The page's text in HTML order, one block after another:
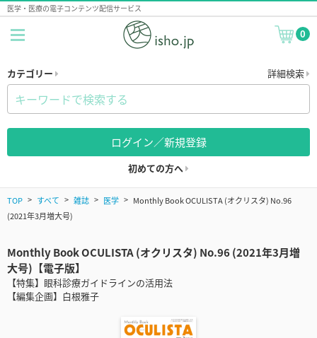
医学・医療の電子コンテンツ配信サービス
0
カテゴリー 詳細検索
ログイン／新規登録
初めての方へ
TOP すべて 雑誌 医学
Monthly Book OCULISTA (オクリスタ) No.96
(2021年3月増大号)
Monthly Book OCULISTA (オクリスタ) No.96 (2021年3月増
大号)【電子版】
【特集】眼科診療ガイドラインの活用法
【編集企画】白根雅子